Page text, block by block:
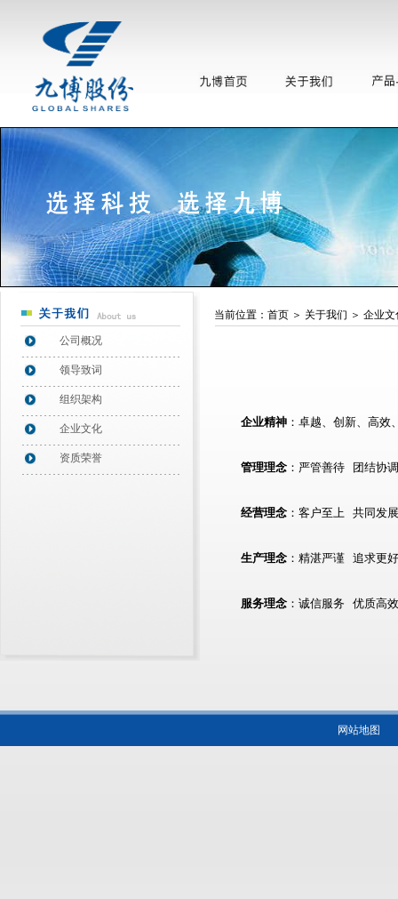
公司概况
领导致词
组织架构
企业文化
资质荣誉
当前位置：首页 ＞ 关于我们 ＞企业文
企业精神 ：卓越、创新、高效
管理理念 ：严管善待 团结协
经营理念 ：客户至上 共同发
生产理念 ：精湛严谨 追求更
服务理念 ：诚信服务 优质高
网站地图